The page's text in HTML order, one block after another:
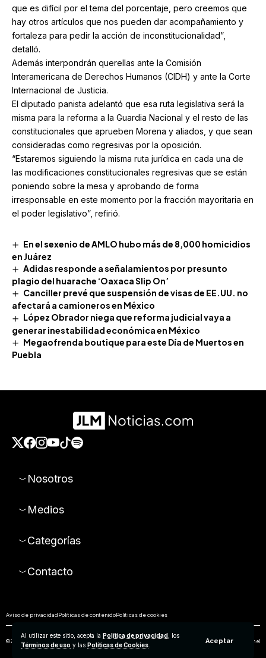
Al utilizar este sitio, acepta la Política de privacidad
, los
Términos de uso y las Políticas de Cookies
Aceptar
que es difícil por el tema del porcentaje, pero creemos que
hay otros artículos que nos pueden dar acompañamiento y
fortaleza para pedir la acción de inconstitucionalidad”,
detalló.
Además interpondrán querellas ante la Comisión
Interamericana de Derechos Humanos (CIDH) y ante la Corte
Internacional de Justicia.
El diputado panista adelantó que esa ruta legislativa será la
misma para la reforma a la Guardia Nacional y el resto de las
constitucionales que aprueben Morena y aliados, y que sean
consideradas como regresivas por la oposición.
“Estaremos siguiendo la misma ruta jurídica en cada una de
las modificaciones constitucionales regresivas que se están
poniendo sobre la mesa y aprobando de forma
irresponsable en este momento por la fracción mayoritaria en
el poder legislativo”, refirió.
En el sexenio de AMLO hubo más de 8,000 homicidios
en Juárez
Adidas responde a señalamientos por presunto
plagio del huarache ‘Oaxaca Slip On’
Canciller prevé que suspensión de visas de EE.UU. no
afectará a camioneros en México
López Obrador niega que reforma judicial vaya a
generar inestabilidad económica en México
Megaofrenda boutique para este Día de Muertos en
Puebla
Nosotros
Medios
Categorías
Contacto
Aviso de privacidadPolíticas de contenidoPolíticas de cookies
© 2026 Todos los derechos reservados. Prohibida la reproducción parcial o total de los contenidos de este sitio sin el
permiso expreso de Empresa Editorial de Aguascalientes S.A de C.V